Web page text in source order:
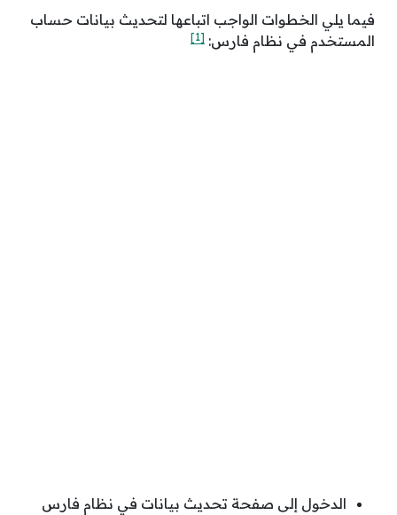
فيما يلي الخطوات الواجب اتباعها لتحديث بيانات حساب
المستخدم في نظام فارس: [1]
الدخول إلى صفحة تحديث بيانات في نظام فارس